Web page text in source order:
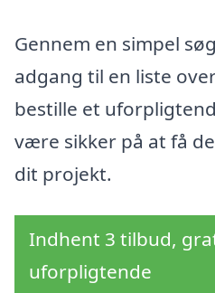
Gennem en simpel
adgang til en liste
bestille et
være sikker på at få
dit projekt.
Indhent 3 tilbud,
uforpligtende